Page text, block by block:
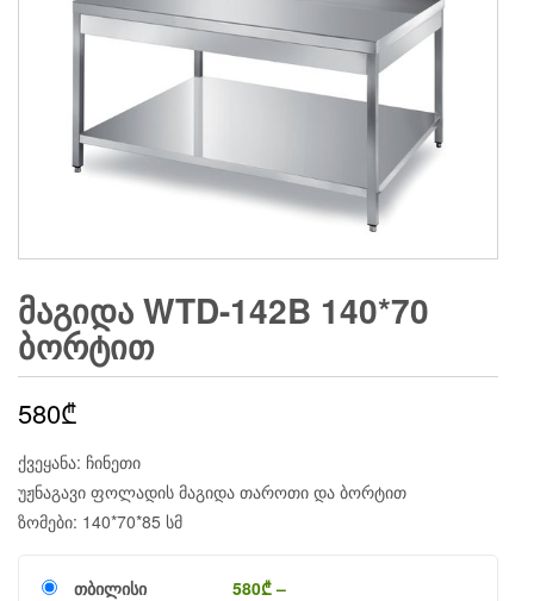
ᲛᲐᲒᲘᲓᲐ WTD-142B 140*70
ᲑᲝᲠᲢᲘᲗ
580₾
ქვეყანა: ჩინეთი
უჟნაგავი ფოლადის მაგიდა თაროთი და ბორტით
ზომები: 140*70*85 სმ
თბილისი 580₾–